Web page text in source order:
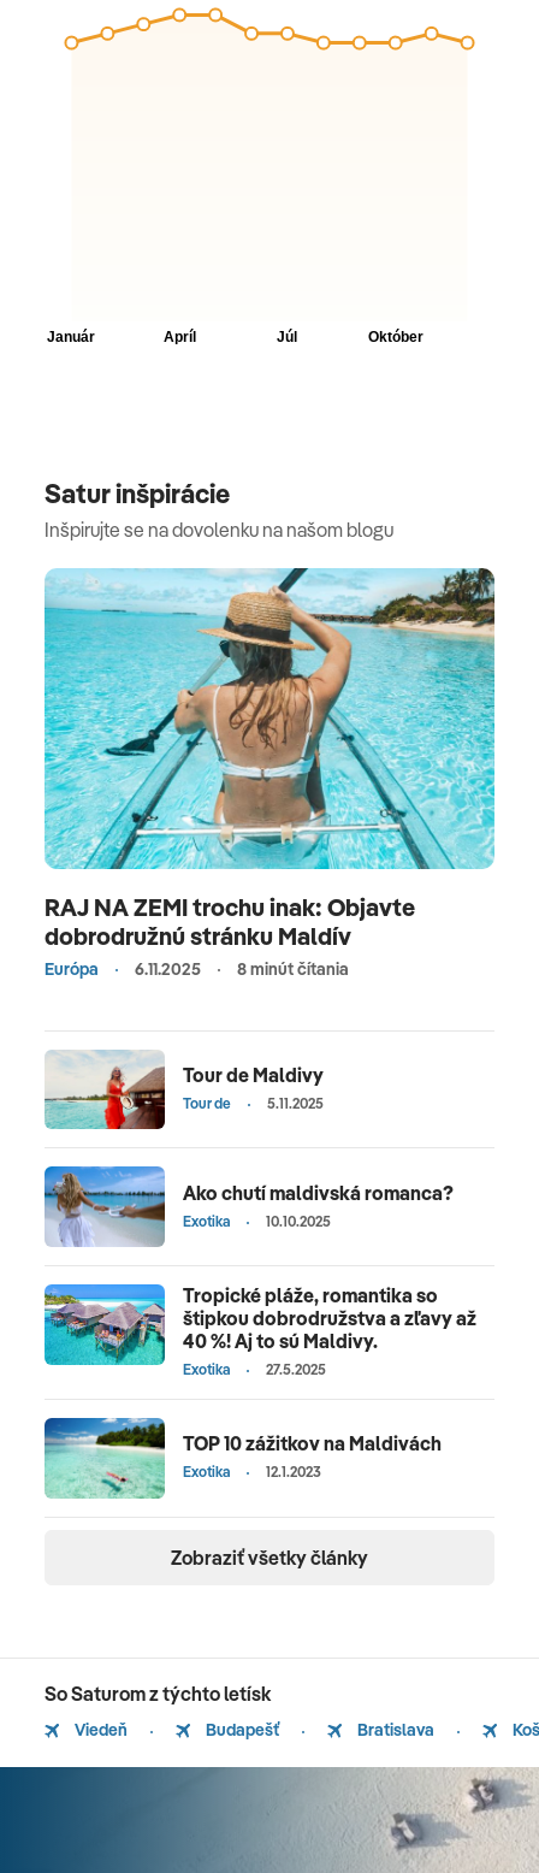
Satur inšpirácie
Inšpirujte se na dovolenku na našom blogu
RAJ NA ZEMI trochu inak: Objavte
dobrodružnú stránku Maldív
Európa 6.11.2025 8 minút čítania
Tour de Maldivy
Tour de 5.11.2025
Ako chutí maldivská romanca?
Exotika 10.10.2025
Tropické pláže, romantika so
štipkou dobrodružstva a zľavy až
40 %! Aj to sú Maldivy.
Exotika 27.5.2025
TOP 10 zážitkov na Maldivách
Exotika 12.1.2023
Zobraziť všetky články
So Saturom z týchto letísk
Viedeň Budapešť Bratislava